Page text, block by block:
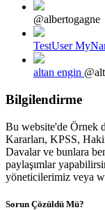
@albertogagne
TestUser
altan engin
Bilgilendirme
Bu website'de Örnek
Kararları, KPSS,
Davalar ve bunlara
paylaşımlar
yöneticilerimiz veya
Sorun Çözüldü Mü?